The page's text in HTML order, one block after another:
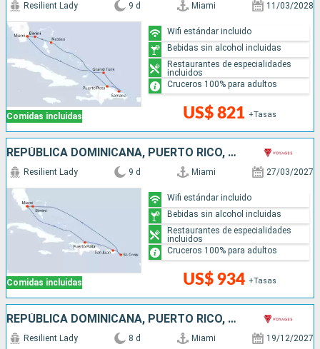
Comidas incluidas
Resilient Lady 9 d Miami 11/03/2028
US$ 821 +Tasas
Wifi estándar incluido
Bebidas sin alcohol incluidas
Restaurantes de especialidades
incluidos
Cruceros 100% para adultos
REPÚBLICA DOMINICANA, PUERTO RICO, BAHAMAS, ESTADOS UNIDOS
Comidas incluidas
Resilient Lady 9 d Miami 27/03/2027
US$ 934 +Tasas
Wifi estándar incluido
Bebidas sin alcohol incluidas
Restaurantes de especialidades
incluidos
Cruceros 100% para adultos
REPÚBLICA DOMINICANA, PUERTO RICO, BAHAMAS, ESTADOS UNIDOS
Resilient Lady 8 d Miami 19/12/2027